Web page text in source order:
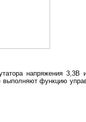
напряжения 3,3В
выполняют функцию